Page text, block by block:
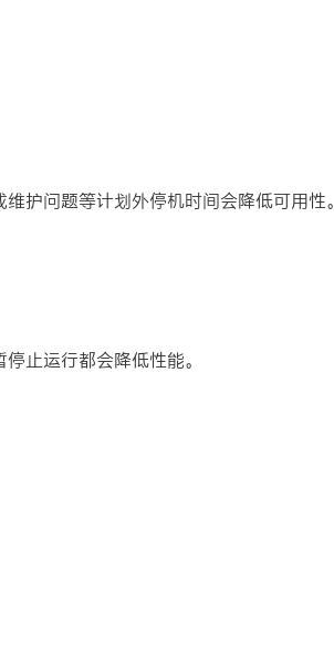
护问题等计划外停机时间会降低可用性。
止运行都会降低性能。